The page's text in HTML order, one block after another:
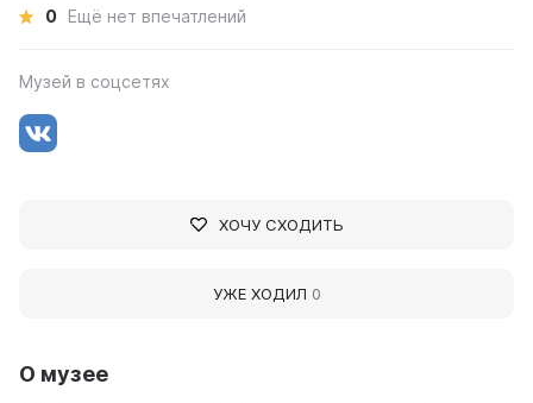
О музее
0 Ещё нет впечатлений
Музей в соцсетях
ХОЧУ СХОДИТЬ
УЖЕ ХОДИЛ 0